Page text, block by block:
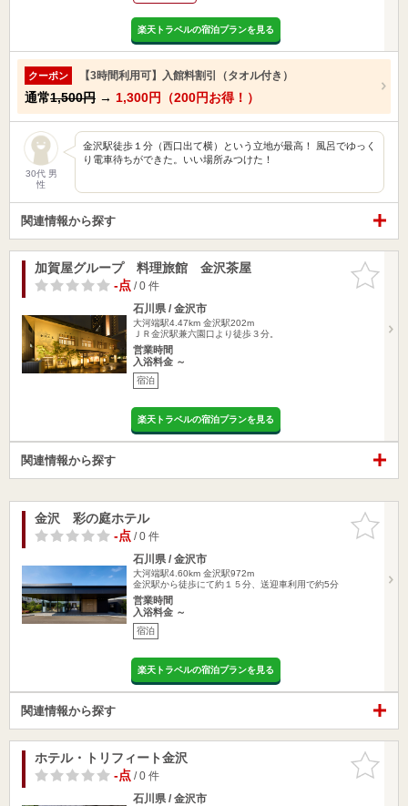
楽天トラベルの宿泊プランを見る
クーポン 【3時間利用可】入館料割引（タオル付き）
通常1,500円 → 1,300円（200円お得！）
30代 男
性
金沢駅徒歩１分（西口出て横）という立地が最高！ 風呂でゆっく
り電車待ちができた。いい場所みつけた！
関連情報から探す
お気に入
りに追加
加賀屋グループ 料理旅館 金沢茶屋
-点/ 0 件
石川県 / 金沢市
大河端駅4.47km 金沢駅202m
ＪＲ金沢駅兼六園口より徒歩３分。
営業時間
入浴料金 ～
宿泊
楽天トラベルの宿泊プランを見る
関連情報から探す
お気に入
りに追加
金沢 彩の庭ホテル
-点/ 0 件
石川県 / 金沢市
大河端駅4.60km 金沢駅972m
金沢駅から徒歩にて約１５分、送迎車利用で約5分
営業時間
入浴料金 ～
宿泊
楽天トラベルの宿泊プランを見る
関連情報から探す
お気に入
りに追加
ホテル・トリフィート金沢
-点/ 0 件
石川県 / 金沢市